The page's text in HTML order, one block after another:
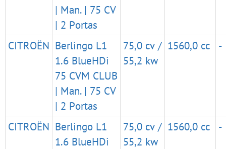
| Man. | 75 CV
| 2 Portas
CITROËN Berlingo L1
1.6 BlueHDi
75 CVM CLUB
| Man. | 75 CV
| 2 Portas
75,0 cv /
55,2 kw
1560,0 cc -
CITROËN Berlingo L1
1.6 BlueHDi
75,0 cv /
55,2 kw
1560,0 cc -